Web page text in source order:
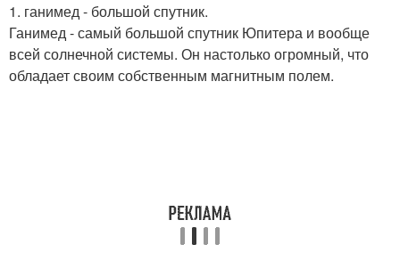
1. ганимед - большой спутник.
Ганимед - самый большой спутник Юпитера и вообще
всей солнечной системы. Он настолько огромный, что
обладает своим собственным магнитным полем.